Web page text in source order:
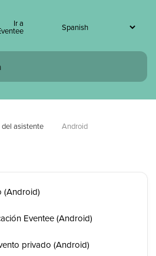
Ir a
del asistente Android
(Android)
Eventee (Android)
privado (Android)